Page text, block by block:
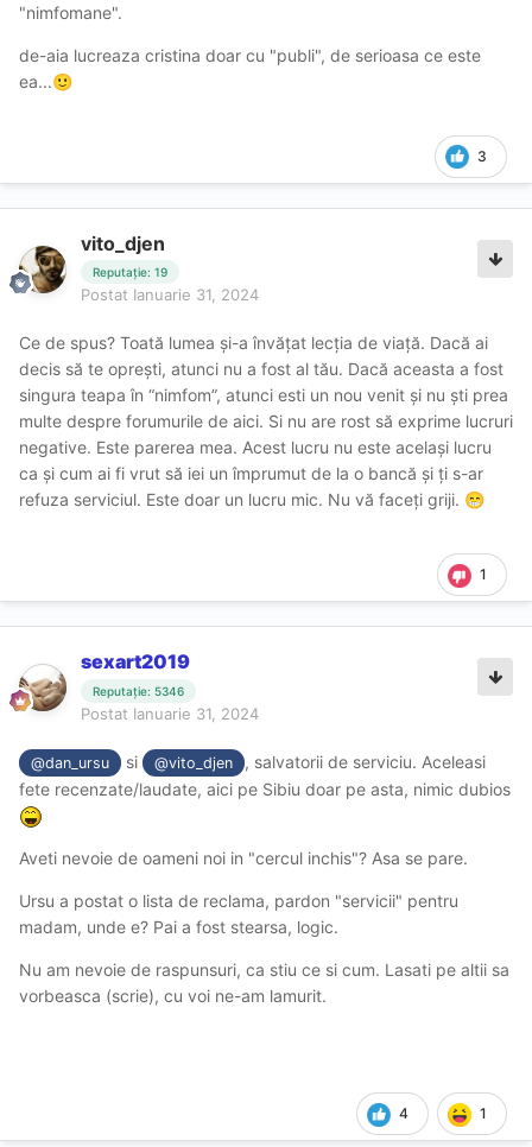
"nimfomane".
de-aia lucreaza cristina doar cu "publi", de serioasa ce este
ea...🙂
3
vito_djen
Reputație: 19
Postat Ianuarie 31, 2024
Ce de spus? Toată lumea și-a învățat lecția de viață. Dacă ai
decis să te oprești, atunci nu a fost al tău. Dacă aceasta a fost
singura teapa în “nimfom”, atunci esti un nou venit și nu ști prea
multe despre forumurile de aici. Si nu are rost să exprime lucruri
negative. Este parerea mea. Acest lucru nu este același lucru
ca și cum ai fi vrut să iei un împrumut de la o bancă și ți s-ar
refuza serviciul. Este doar un lucru mic. Nu vă faceți griji. 😁
1
sexart2019
Reputație: 5346
Postat Ianuarie 31, 2024
@dan_ursu si @vito_djen
, salvatorii de serviciu. Aceleasi
fete recenzate/laudate, aici pe Sibiu doar pe asta, nimic dubios
Aveti nevoie de oameni noi in "cercul inchis"? Asa se pare.
Ursu a postat o lista de reclama, pardon "servicii" pentru
madam, unde e? Pai a fost stearsa, logic.
Nu am nevoie de raspunsuri, ca stiu ce si cum. Lasati pe altii sa
vorbeasca (scrie), cu voi ne-am lamurit.
4 1